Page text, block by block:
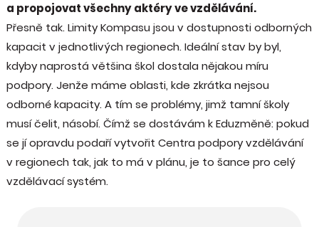
a propojovat všechny aktéry ve vzdělávání.
Přesně tak. Limity Kompasu jsou v dostupnosti odborných
kapacit v jednotlivých regionech. Ideální stav by byl,
kdyby naprostá většina škol dostala nějakou míru
podpory. Jenže máme oblasti, kde zkrátka nejsou
odborné kapacity. A tím se problémy, jimž tamní školy
musí čelit, násobí. Čímž se dostávám k Eduzměně: pokud
se jí opravdu podaří vytvořit Centra podpory vzdělávání
v regionech tak, jak to má v plánu, je to šance pro celý
vzdělávací systém.